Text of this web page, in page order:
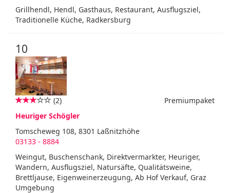
Grillhendl, Hendl, Gasthaus, Restaurant, Ausflugsziel,
Traditionelle Küche, Radkersburg
10
Premiumpaket
(2)
Heuriger Schögler
Tomscheweg 108, 8301 Laßnitzhöhe
03133 - 8884
Weingut, Buschenschank, Direktvermarkter, Heuriger,
Wandern, Ausflugsziel, Natursäfte, Qualitätsweine,
Brettljause, Eigenweinerzeugung, Ab Hof Verkauf, Graz
Umgebung